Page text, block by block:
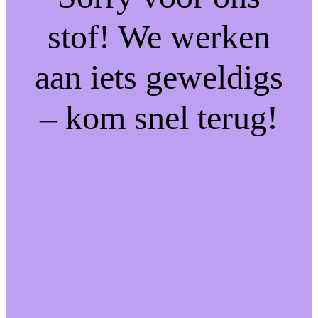
stof! We werken
aan iets geweldigs
– kom snel terug!